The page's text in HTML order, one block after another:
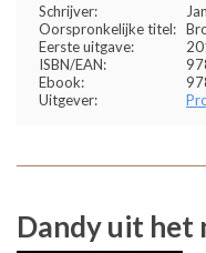
Schrijver:
Oorspronkelijke titel:
Eerste uitgave:
ISBN/EAN:
Ebook:
Uitgever:
Dandy uit het